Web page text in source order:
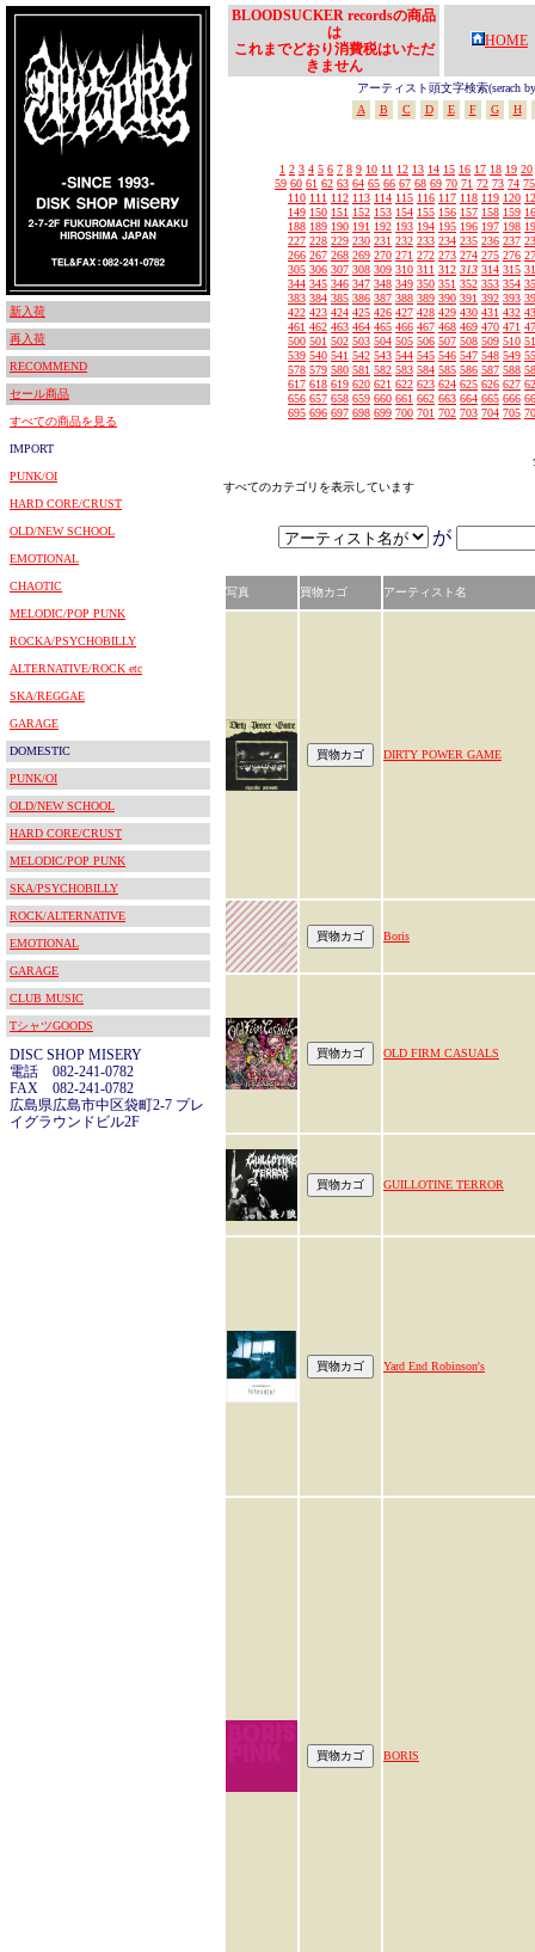
新入荷
再入荷
RECOMMEND
セール商品
すべての商品を見る
IMPORT
PUNK/OI
HARD CORE/CRUST
OLD/NEW SCHOOL
EMOTIONAL
CHAOTIC
MELODIC/POP PUNK
ROCKA/PSYCHOBILLY
ALTERNATIVE/ROCK etc
SKA/REGGAE
GARAGE
DOMESTIC
PUNK/OI
OLD/NEW SCHOOL
HARD CORE/CRUST
MELODIC/POP PUNK
SKA/PSYCHOBILLY
ROCK/ALTERNATIVE
EMOTIONAL
GARAGE
CLUB MUSIC
TシャツGOODS
DISC SHOP MISERY
電話 082-241-0782
FAX 082-241-0782
広島県広島市中区袋町2-7 プレ
イグラウンドビル2F
BLOODSUCKER recordsの商品
は
これまでどおり消費税はいただ
きません
HOME
アーティスト頭文字検索(serach
A
B C D E F G H
1 2 3 4 5 6 7 8 9 10 11 12 13 14 15 16 17 18 19 20
59 60 61 62 63 64 65 66 67 68 69 70 71 72 73 74 75
110 111 112 113 114 115 116 117 118 119 120
149 150 151 152 153 154 155 156 157 158 159
188 189 190 191 192 193 194 195 196 197 198
227 228 229 230 231 232 233 234 235 236 237
266 267 268 269 270 271 272 273 274 275 276
305 306 307 308 309 310 311 312 313 314 315
344 345 346 347 348 349 350 351 352 353 354
383 384 385 386 387 388 389 390 391 392 393
422 423 424 425 426 427 428 429 430 431 432
461 462 463 464 465 466 467 468 469 470 471
500 501 502 503 504 505 506 507 508 509 510
539 540 541 542 543 544 545 546 547 548 549
578 579 580 581 582 583 584 585 586 587 588
617 618 619 620 621 622 623 624 625 626 627
656 657 658 659 660 661 662 663 664 665 666
695 696 697 698 699 700 701 702 703 704 705
すべてのカテゴリを表示しています
が
写真 買物カゴ アーティスト名
DIRTY POWER GAME
Boris
OLD FIRM CASUALS
GUILLOTINE TERROR
Yard End Robinson's
BORIS